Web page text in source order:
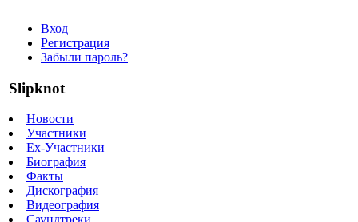
Вход
Регистрация
Забыли пароль?
Slipknot
Новости
Участники
Ex-Участники
Биография
Факты
Дискография
Видеография